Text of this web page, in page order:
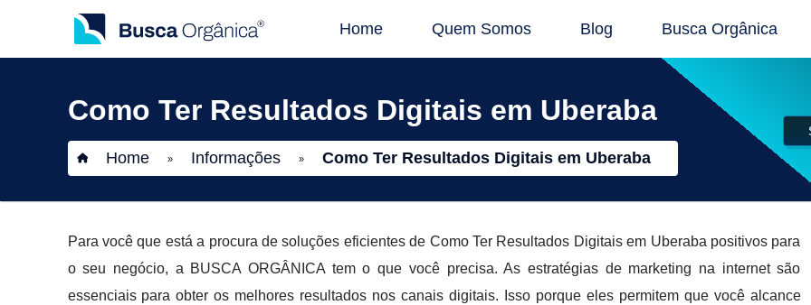
Home Quem Somos Blog Busca Orgânica
Como Ter Resultados Digitais em Uberaba
Home » Informações » Como Ter Resultados Digitais em Uberaba
Para você que está a procura de soluções eficientes de Como Ter Resultados Digitais em Uberaba positivos para
o seu negócio, a BUSCA ORGÂNICA tem o que você precisa. As estratégias de marketing na internet são
essenciais para obter os melhores resultados nos canais digitais. Isso porque eles permitem que você alcance